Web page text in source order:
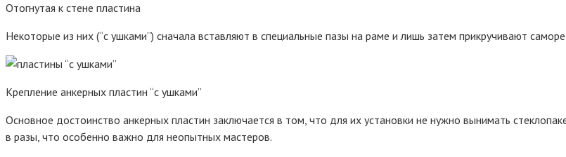
Отогнутая к стене пластина
Некоторые из них (“с ушками”) сначала вставляют в специальные пазы на раме и лишь затем прикручивают
Крепление анкерных пластин “с ушками”
Основное достоинство анкерных пластин заключается в том, что для их установки не нужно вынимать
в разы, что особенно важно для неопытных мастеров.